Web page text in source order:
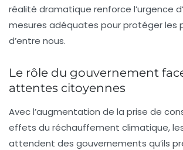
réalité dramatique renforce l’urgence
mesures adéquates pour protéger les
d’entre nous.
Le rôle du gouvernement
attentes citoyennes
Avec l’augmentation de la prise de
effets du réchauffement climatique,
attendent des gouvernements qu’ils